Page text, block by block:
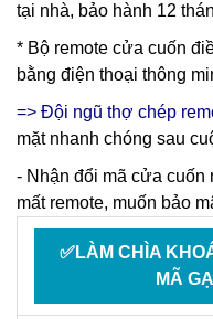
tại nhà, bảo hành 12
* Bộ remote cửa cuốn
bằng điện thoại thông
=> Đội ngũ thợ chép
mặt nhanh chóng sau
- Nhận đổi mã cửa
mất remote, muốn bảo
✅LÀM CHÌA
MÃ